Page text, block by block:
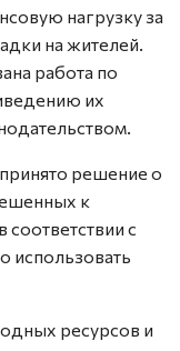
нагрузку за
на жителей.
работа по
их
решение о
к
с
использовать
ресурсов и